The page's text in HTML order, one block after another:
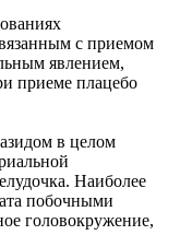
с приемом
явлением,
приеме плацебо
в целом
Наиболее
побочными
головокружение,